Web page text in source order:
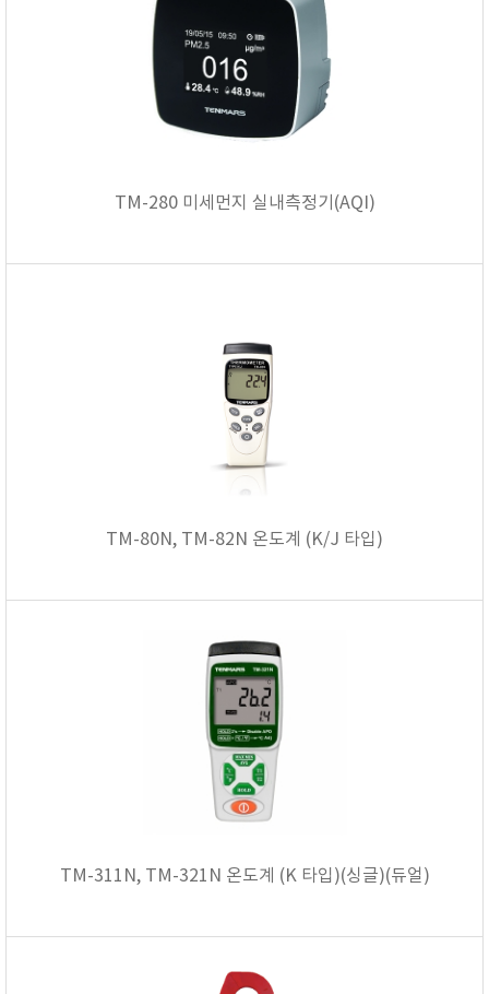
TM-280 미세먼지 실내측정기(AQI)
TM-80N, TM-82N 온도계 (K/J 타입)
TM-311N, TM-321N 온도계 (K 타입)(싱글)(듀얼)